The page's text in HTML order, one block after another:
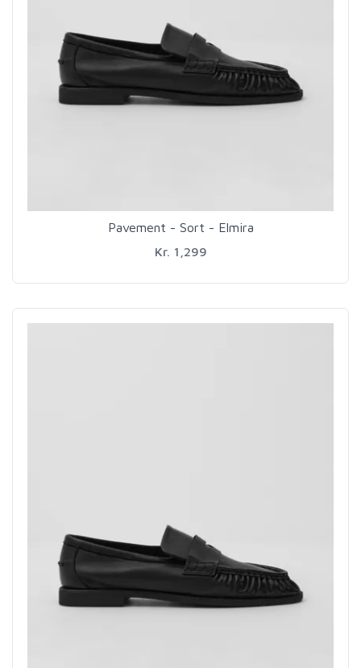
Pavement - Sort - Elmira
Kr. 1,299